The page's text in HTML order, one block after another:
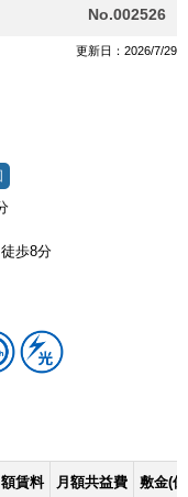
No.002526
更新日：2026/7/29
徒歩8分
額賃料 月額共益費 敷金(